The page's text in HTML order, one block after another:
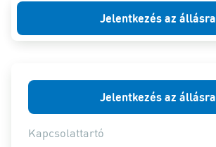
Jelentkezés az állásra
Jelentkezés az állásra
Kapcsolattartó